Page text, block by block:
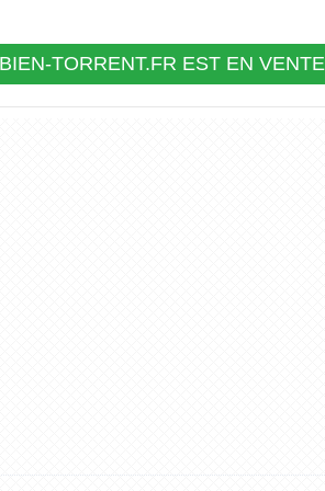
TORRENT.FR EST EN VENTE